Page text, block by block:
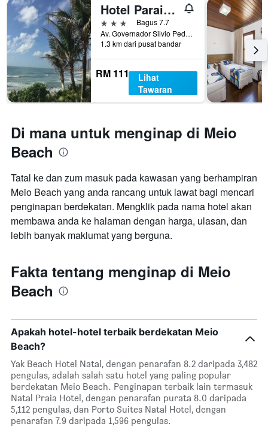
Hotel Paraiso Natal
3 bintangBagus 7.7
Av. Governador Silvio Pedroza 34, Natal, Brazil
1.3 km dari pusat bandar
RM 111
Lihat
Tawaran
Di mana untuk menginap di Meio
Beach
Tatal ke dan zum masuk pada kawasan yang berhampiran
Meio Beach yang anda rancang untuk lawat bagi mencari
penginapan berdekatan. Mengklik pada nama hotel akan
membawa anda ke halaman dengan harga, ulasan, dan
lebih banyak maklumat yang berguna.
Fakta tentang menginap di Meio
Beach
Apakah hotel-hotel terbaik berdekatan Meio
Beach?
Yak Beach Hotel Natal, dengan penarafan 8.2 daripada 3,482
pengulas, adalah salah satu hotel yang paling popular
berdekatan Meio Beach. Penginapan terbaik lain termasuk
Natal Praia Hotel, dengan penarafan purata 8.0 daripada
5,112 pengulas, dan Porto Suites Natal Hotel, dengan
penarafan 7.9 daripada 1,596 pengulas.